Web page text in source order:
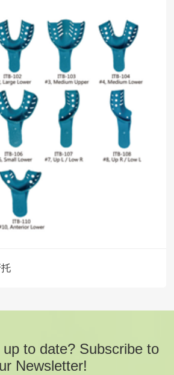
to date? Subscribe to
Newsletter!